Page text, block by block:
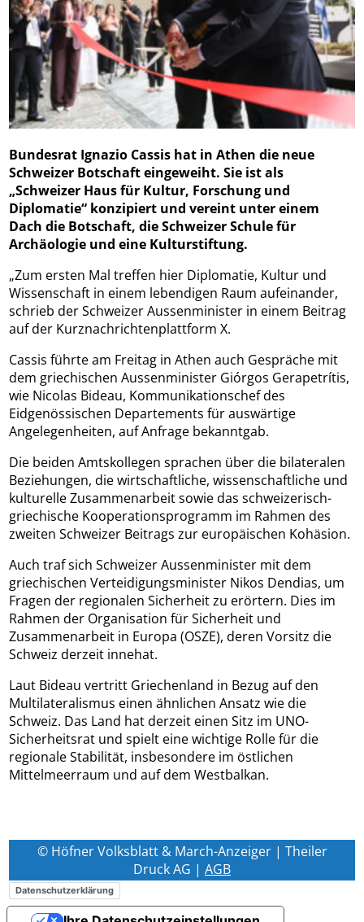
Bundesrat Ignazio Cassis hat in Athen die neue
Schweizer Botschaft eingeweiht. Sie ist als
„Schweizer Haus für Kultur, Forschung und
Diplomatie“ konzipiert und vereint unter einem
Dach die Botschaft, die Schweizer Schule für
Archäologie und eine Kulturstiftung.
„Zum ersten Mal treffen hier Diplomatie, Kultur und
Wissenschaft in einem lebendigen Raum aufeinander,
schrieb der Schweizer Aussenminister in einem Beitrag
auf der Kurznachrichtenplattform X.
Cassis führte am Freitag in Athen auch Gespräche mit
dem griechischen Aussenminister Giórgos Gerapetrítis,
wie Nicolas Bideau, Kommunikationschef des
Eidgenössischen Departements für auswärtige
Angelegenheiten, auf Anfrage bekanntgab.
Die beiden Amtskollegen sprachen über die bilateralen
Beziehungen, die wirtschaftliche, wissenschaftliche und
kulturelle Zusammenarbeit sowie das schweizerisch-
griechische Kooperationsprogramm im Rahmen des
zweiten Schweizer Beitrags zur europäischen Kohäsion.
Auch traf sich Schweizer Aussenminister mit dem
griechischen Verteidigungsminister Nikos Dendias, um
Fragen der regionalen Sicherheit zu erörtern. Dies im
Rahmen der Organisation für Sicherheit und
Zusammenarbeit in Europa (OSZE), deren Vorsitz die
Schweiz derzeit innehat.
Laut Bideau vertritt Griechenland in Bezug auf den
Multilateralismus einen ähnlichen Ansatz wie die
Schweiz. Das Land hat derzeit einen Sitz im UNO-
Sicherheitsrat und spielt eine wichtige Rolle für die
regionale Stabilität, insbesondere im östlichen
Mittelmeerraum und auf dem Westbalkan.
© Höfner Volksblatt & March-Anzeiger | Theiler
Druck AG | AGB
Datenschutzerklärung